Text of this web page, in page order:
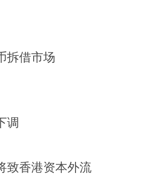
拆借市场
调
致香港资本外流